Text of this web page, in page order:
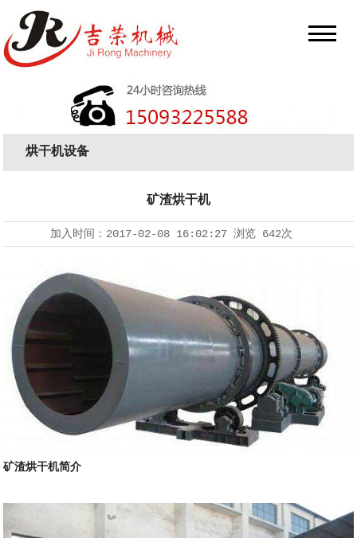
烘干机设备
矿渣烘干机
加入时间： 2017-02-08 16:02:27浏览 642次
矿渣烘干机简介